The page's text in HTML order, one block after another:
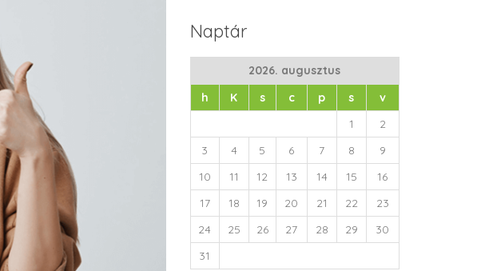
Naptár
2026. augusztus
h
K s c p s
v
1
2
3
4 5 6 7 8
9
10
11 12 13 14 15
16
17
18 19 20 21 22
23
24
25 26 27 28 29
30
31